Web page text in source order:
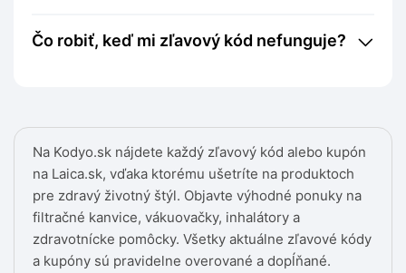
Na Kodyo.sk nájdete každý zľavový kód alebo kupón
na Laica.sk, vďaka ktorému ušetríte na produktoch
pre zdravý životný štýl. Objavte výhodné ponuky na
filtračné kanvice, vákuovačky, inhalátory a
zdravotnícke pomôcky. Všetky aktuálne zľavové kódy
a kupóny sú pravidelne overované a dopĺňané.
Čo robiť, keď mi zľavový kód nefunguje?